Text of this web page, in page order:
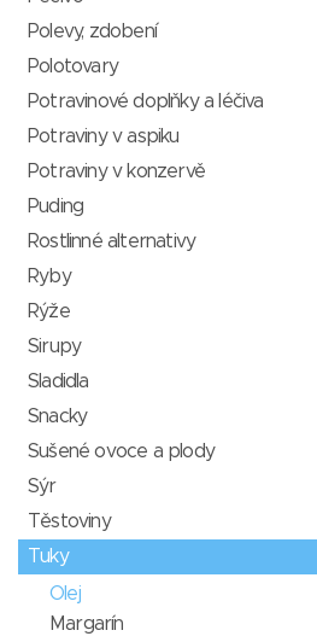
Polevy, zdobení
Polotovary
Potravinové doplňky a léčiva
Potraviny v aspiku
Potraviny v konzervě
Puding
Rostlinné alternativy
Ryby
Rýže
Sirupy
Sladidla
Snacky
Sušené ovoce a plody
Sýr
Těstoviny
Tuky
Olej
Margarín